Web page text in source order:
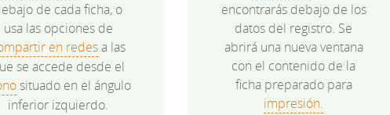
de cada ficha, o
usa las opciones de
en redesa las
se accede desde el
situado en el ángulo
inferior izquierdo.
encontrarás debajo de los
datos del registro. Se
abrirá una nueva ventana
con el contenido de la
ficha preparado para
impresión.